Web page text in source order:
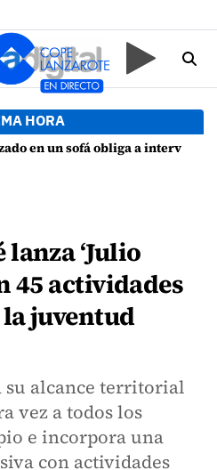
HORA
obliga a intervenir en una vivienda de Playa Honda
‘Julio
45 actividades
juventud
alcance territorial
vez a todos los
e incorpora una
con actividades